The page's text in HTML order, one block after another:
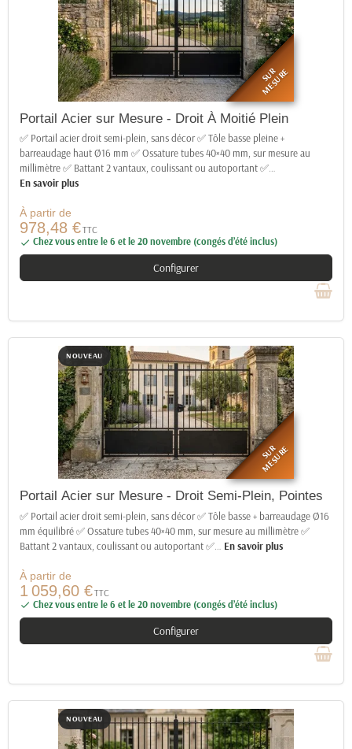
SUR
MESURE
Portail Acier sur Mesure - Droit À Moitié Plein
✅ Portail acier droit semi-plein, sans décor ✅ Tôle basse pleine +
barreaudage haut Ø16 mm ✅ Ossature tubes 40×40 mm, sur mesure au
millimètre ✅ Battant 2 vantaux, coulissant ou autoportant ✅…
En savoir plus
À partir de
978,48 €TTC
 Chez vous entre le 6 et le 20 novembre (congés d’été inclus)
Configurer
NOUVEAU
SUR
MESURE
Portail Acier sur Mesure - Droit Semi-Plein, Pointes
✅ Portail acier droit semi-plein, sans décor ✅ Tôle basse + barreaudage Ø16
mm équilibré ✅ Ossature tubes 40×40 mm, sur mesure au millimètre ✅
Battant 2 vantaux, coulissant ou autoportant ✅
En savoir plus
À partir de
1 059,60 €TTC
 Chez vous entre le 6 et le 20 novembre (congés d’été inclus)
Configurer
NOUVEAU